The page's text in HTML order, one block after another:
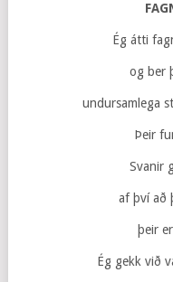
Ég átti
og ber
undursamlega
Þeir
Svanir
af því að
þeir
Ég gekk við